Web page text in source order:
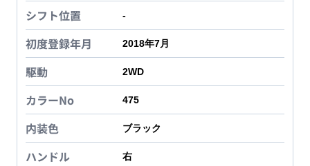
シフト位置 -
初度登録年月 2018年7月
駆動 2WD
カラーNo 475
内装色 ブラック
ハンドル 右